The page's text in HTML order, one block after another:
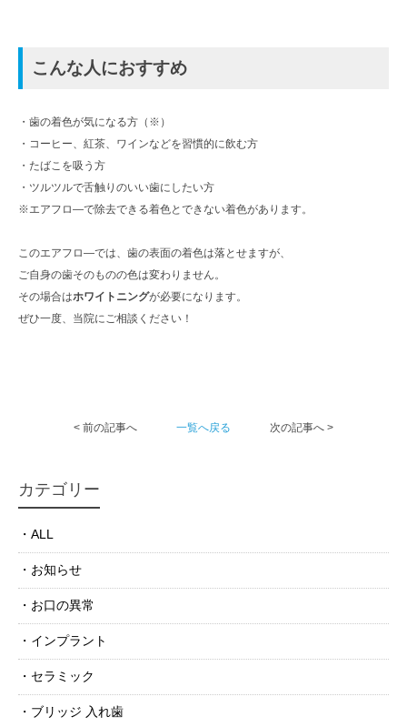
こんな人におすすめ
・歯の着色が気になる方（※）
・コーヒー、紅茶、ワインなどを習慣的に飲む方
・たばこを吸う方
・ツルツルで舌触りのいい歯にしたい方
※エアフロ―で除去できる着色とできない着色があります。
このエアフロ―では、歯の表面の着色は落とせますが、
ご自身の歯そのものの色は変わりません。
その場合はホワイトニングが必要になります。
ぜひ一度、当院にご相談ください！
< 前の記事へ 一覧へ戻る 次の記事へ >
カテゴリー
ALL
お知らせ
お口の異常
インプラント
セラミック
ブリッジ 入れ歯